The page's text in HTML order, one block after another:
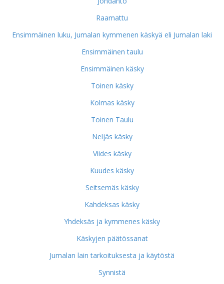
Raamattu
Ensimmäinen luku, Jumalan kymmenen käskyä eli Jumalan laki
Ensimmäinen taulu
Ensimmäinen käsky
Toinen käsky
Kolmas käsky
Toinen Taulu
Neljäs käsky
Viides käsky
Kuudes käsky
Seitsemäs käsky
Kahdeksas käsky
Yhdeksäs ja kymmenes käsky
Käskyjen päätössanat
Jumalan lain tarkoituksesta ja käytöstä
Synnistä